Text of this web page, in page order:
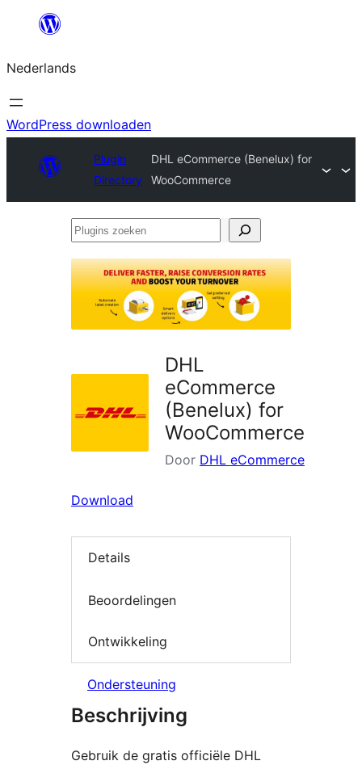
de
inhoud
Nederlands
WordPress downloaden
Plugin
Directory
DHL eCommerce (Benelux) for
WooCommerce
Plugins
DHL
eCommerce
(Benelux) for
WooCommerce
Door DHL eCommerce
Download
Details
Beoordelingen
Ontwikkeling
Ondersteuning
Beschrijving
Gebruik de gratis officiële DHL